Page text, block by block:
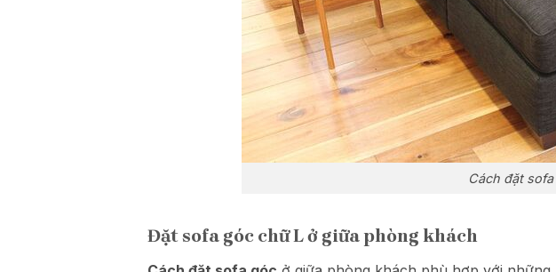
Cách đặt
Đặt sofa góc chữ L ở giữa phòng khách